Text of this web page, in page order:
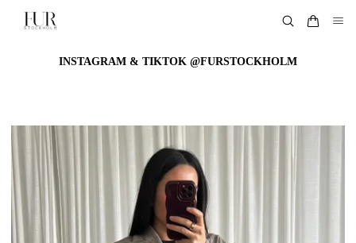
INSTAGRAM & TIKTOK @FURSTOCKHOLM